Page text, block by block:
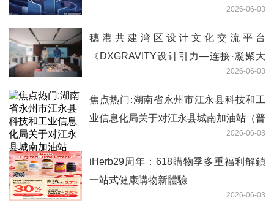
2026-06-03
穗港共建湾区设计文化交流平台
《DXGRAVITY设计引力—连接·凝聚大
2026-06-03
焦点热门:湖南省永州市江永县科技和工
业信息化局关于对江永县城南加油站（普
2026-06-03
iHerb29周年：618購物季多重福利解鎖
一站式健康購物新體驗
2026-06-03